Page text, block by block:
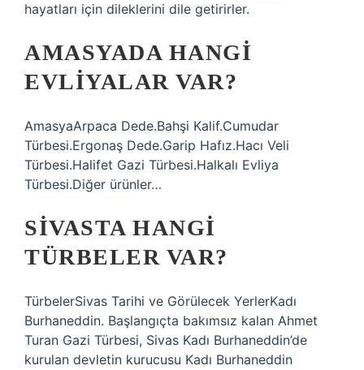
hayatları için dileklerini dile getirirler.
AMASYADA HANGI
EVLIYALAR VAR?
AmasyaArpaca Dede.Bahşi Kalif.Cumudar
Türbesi.Ergonaş Dede.Garip Hafız.Hacı Veli
Türbesi.Halifet Gazi Türbesi.Halkalı Evliya
Türbesi.Diğer ürünler…
SIVASTA HANGI
TÜRBELER VAR?
TürbelerSivas Tarihi ve Görülecek YerlerKadı
Burhaneddin. Başlangıçta bakımsız kalan Ahmet
Turan Gazi Türbesi, Sivas Kadı Burhaneddin’de
kurulan devletin kurucusu Kadı Burhaneddin